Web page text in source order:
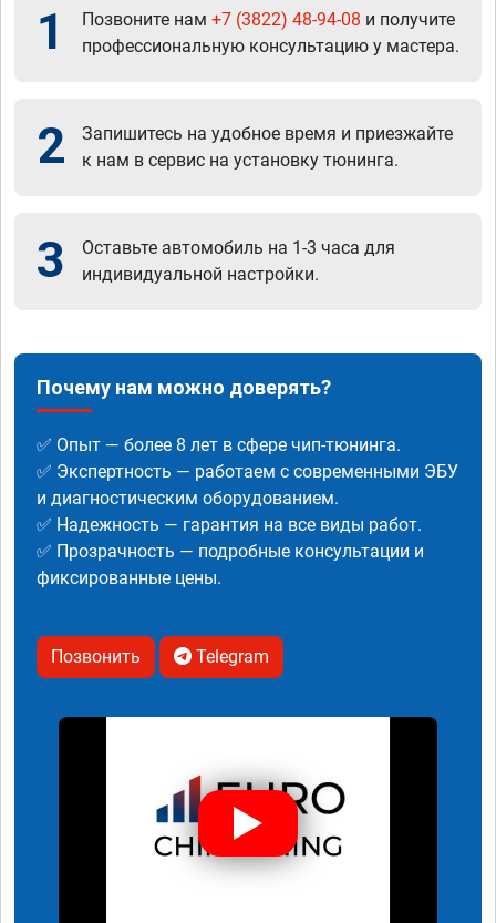
1 Позвоните нам +7 (3822) 48-94-08 и получите
профессиональную консультацию у мастера.
2
Запишитесь на удобное время и приезжайте
к нам в сервис на установку тюнинга.
3
Оставьте автомобиль на 1-3 часа для
индивидуальной настройки.
Почему нам можно доверять?
✅ Опыт — более 8 лет в сфере чип-тюнинга.
✅ Экспертность — работаем с современными ЭБУ
и диагностическим оборудованием.
✅ Надежность — гарантия на все виды работ.
✅ Прозрачность — подробные консультации и
фиксированные цены.
Позвонить Telegram